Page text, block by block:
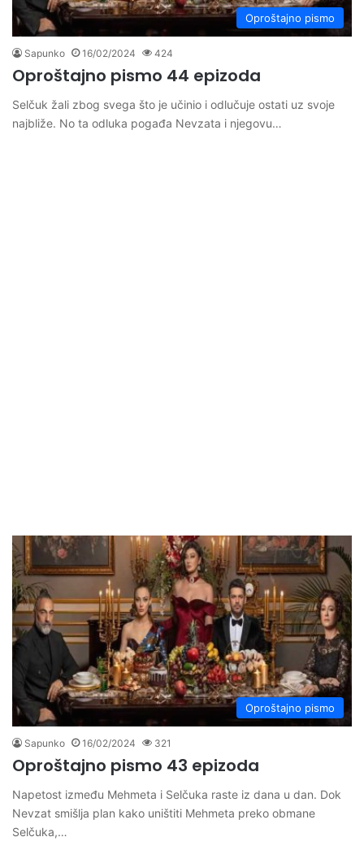
Oproštajno pismo
Sapunko 16/02/2024 424
Oproštajno pismo 44 epizoda
Selčuk žali zbog svega što je učinio i odlučuje ostati uz svoje
najbliže. No ta odluka pogađa Nevzata i njegovu…
Oproštajno pismo
Sapunko 16/02/2024 321
Oproštajno pismo 43 epizoda
Napetost između Mehmeta i Selčuka raste iz dana u dan. Dok
Nevzat smišlja plan kako uništiti Mehmeta preko obmane
Selčuka,…